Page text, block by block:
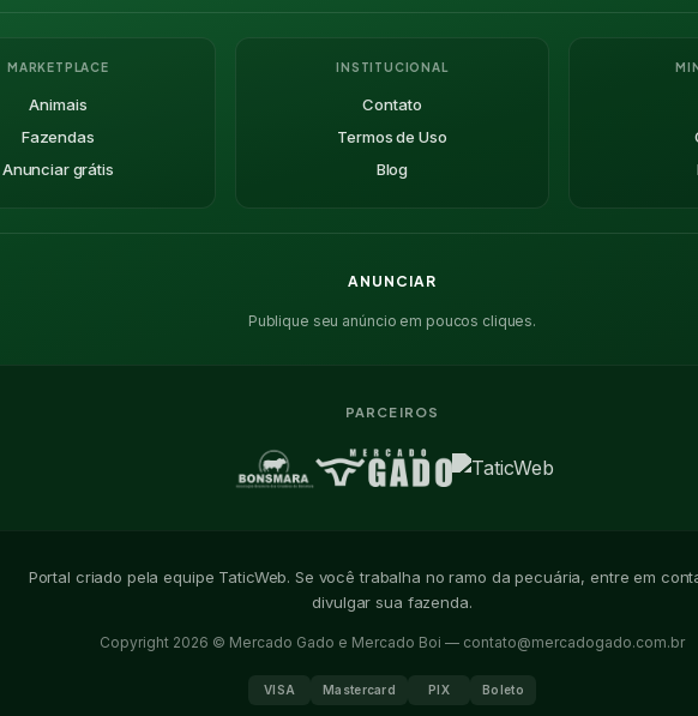
MARKETPLACE
Animais
Fazendas
Anunciar grátis
INSTITUCIONAL
Contato
Termos de Uso
Blog
ANUNCIAR
Publique seu anúncio em poucos cliques.
PARCEIROS
Portal criado pela equipe TaticWeb. Se você trabalha no ramo da pecuária, entre em
divulgar sua fazenda.
Copyright 2026 © Mercado Gado e Mercado Boi — contato@mercadogado.com.br
VISA Mastercard PIX Boleto